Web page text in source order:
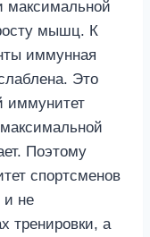
максимальной
мышц. К
иммунная
Это
иммунитет
Поэтому
спортсменов
и не
тренировки, а